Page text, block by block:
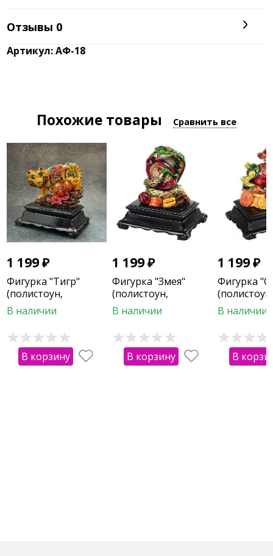
Отзывы 0
Артикул: АФ-18
Похожие товары Сравнить все
1 199₽
Фигурка "Тигр"
(полистоун,
цветная, большая)
В наличии
В корзину
1 199₽
Фигурка "Змея"
(полистоун,
цветная, большая)
В наличии
В корзину
1 199₽
Фигурка
цветная,
В наличии
В